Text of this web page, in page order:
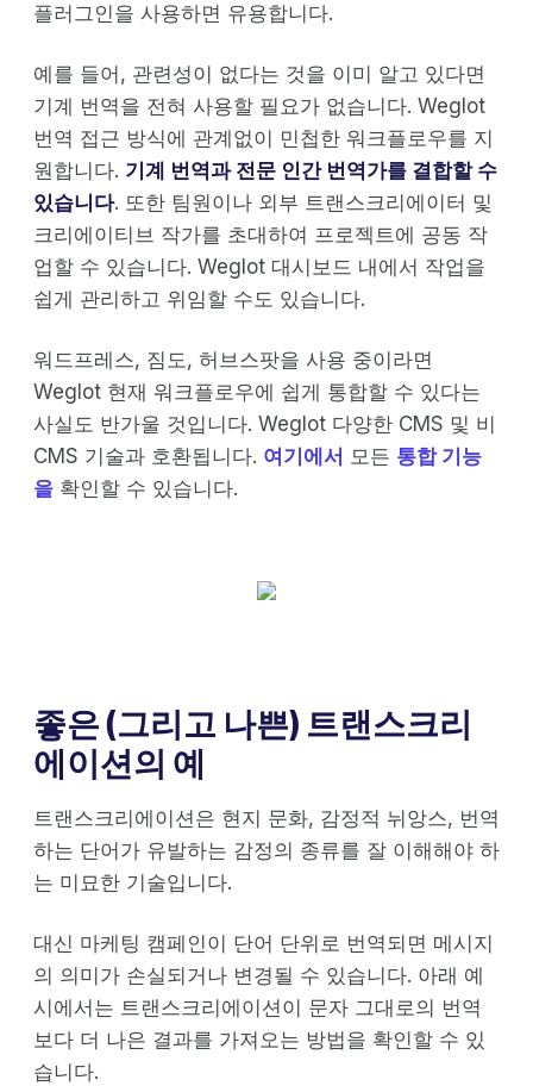
플러그인을 사용하면 유용합니다.
예를 들어, 관련성이 없다는 것을 이미 알고 있다면
기계 번역을 전혀 사용할 필요가 없습니다. Weglot
번역 접근 방식에 관계없이 민첩한 워크플로우를 지
원합니다. 기계 번역과 전문 인간 번역가를 결합할 수
있습니다. 또한 팀원이나 외부 트랜스크리에이터 및
크리에이티브 작가를 초대하여 프로젝트에 공동 작
업할 수 있습니다. Weglot 대시보드 내에서 작업을
쉽게 관리하고 위임할 수도 있습니다.
워드프레스, 짐도, 허브스팟을 사용 중이라면
Weglot 현재 워크플로우에 쉽게 통합할 수 있다는
사실도 반가울 것입니다. Weglot 다양한 CMS 및 비
CMS 기술과 호환됩니다. 여기에서 모든 통합 기능
을 확인할 수 있습니다.
좋은 (그리고 나쁜) 트랜스크리
에이션의 예
트랜스크리에이션은 현지 문화, 감정적 뉘앙스, 번역
하는 단어가 유발하는 감정의 종류를 잘 이해해야 하
는 미묘한 기술입니다.
대신 마케팅 캠페인이 단어 단위로 번역되면 메시지
의 의미가 손실되거나 변경될 수 있습니다. 아래 예
시에서는 트랜스크리에이션이 문자 그대로의 번역
보다 더 나은 결과를 가져오는 방법을 확인할 수 있
습니다.